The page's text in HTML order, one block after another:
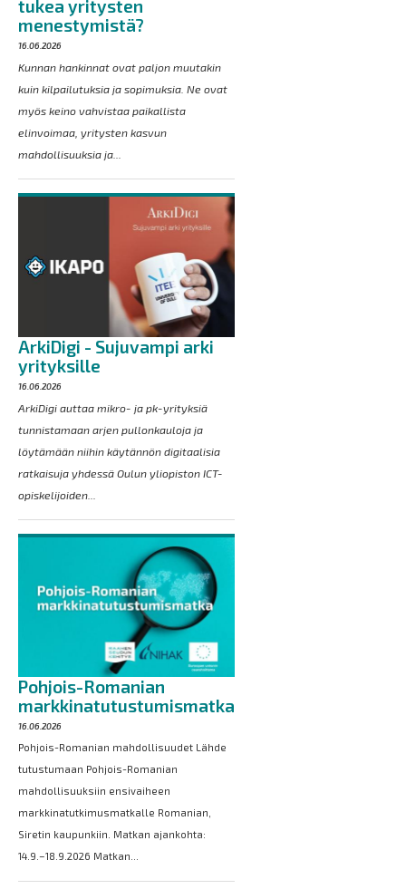
tukea yritysten
menestymistä?
16.06.2026
Kunnan hankinnat ovat paljon muutakin
kuin kilpailutuksia ja sopimuksia. Ne ovat
myös keino vahvistaa paikallista
elinvoimaa, yritysten kasvun
mahdollisuuksia ja...
ArkiDigi - Sujuvampi arki
yrityksille
16.06.2026
ArkiDigi auttaa mikro- ja pk-yrityksiä
tunnistamaan arjen pullonkauloja ja
löytämään niihin käytännön digitaalisia
ratkaisuja yhdessä Oulun yliopiston ICT-
opiskelijoiden...
Pohjois-Romanian
markkinatutustumismatka
16.06.2026
Pohjois-Romanian mahdollisuudet Lähde
tutustumaan Pohjois-Romanian
mahdollisuuksiin ensivaiheen
markkinatutkimusmatkalle Romanian,
Siretin kaupunkiin. Matkan ajankohta:
14.9.–18.9.2026 Matkan...